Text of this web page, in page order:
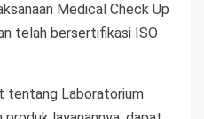
Medical Check Up
telah bersertifikasi ISO
tentang Laboratorium